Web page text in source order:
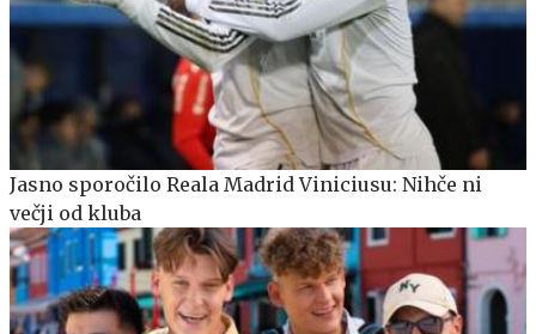
Jasno sporočilo Reala Madrid Viniciusu: Nihče ni
večji od kluba